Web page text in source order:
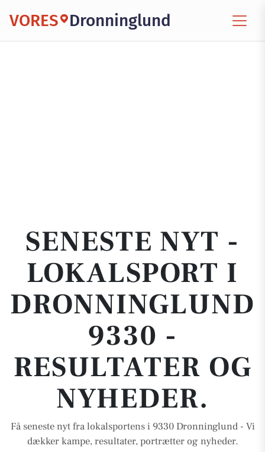
VORES Dronninglund
SENESTE NYT -
LOKALSPORT I
DRONNINGLUND
9330 -
RESULTATER OG
NYHEDER.
Få seneste nyt fra lokalsportens i 9330 Dronninglund - Vi
dækker kampe, resultater, portrætter og nyheder.